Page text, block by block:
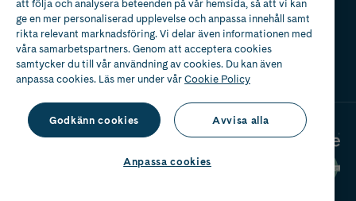
att följa och analysera beteenden på vår hemsida, så att vi kan
ge en mer personaliserad upplevelse och anpassa innehåll samt
rikta relevant marknadsföring. Vi delar även informationen med
våra samarbetspartners. Genom att acceptera cookies
samtycker du till vår användning av cookies. Du kan även
anpassa cookies. Läs mer under vårCookie Policy
Godkänn cookies Avvisa alla
Anpassa cookies